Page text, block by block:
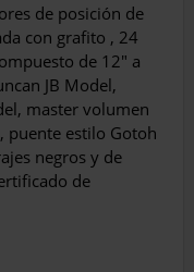
de posición de
con grafito , 24
de 12″ a
JB Model,
master volumen
puente estilo Gotoh
negros y de
de